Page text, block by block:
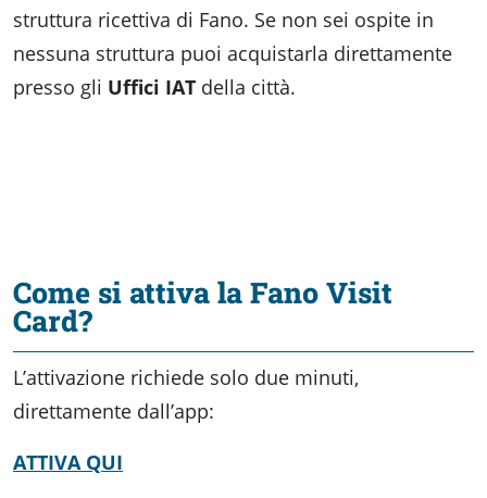
struttura ricettiva di Fano. Se non sei ospite in
nessuna struttura puoi acquistarla direttamente
presso gli Uffici IAT della città.
Come si attiva la Fano Visit
Card?
L’attivazione richiede solo due minuti,
direttamente dall’app:
ATTIVA QUI